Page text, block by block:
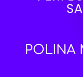
POLINA